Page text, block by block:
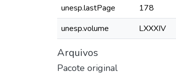
unesp.lastPage
178
unesp.volume
LXXXIV
Arquivos
Pacote original